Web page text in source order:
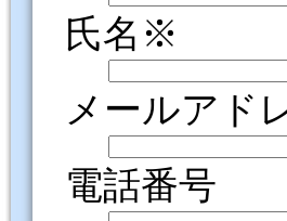
氏名※
メールアド
電話番号